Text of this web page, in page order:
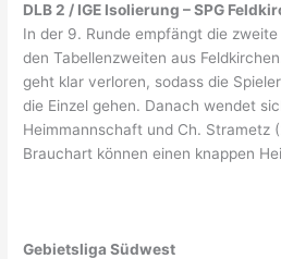
DLB 2 / IGE Isolierung – SPG
In der 9. Runde empfängt die
den Tabellenzweiten aus
geht klar verloren, sodass die
die Einzel gehen. Danach wendet
Heimmannschaft und Ch. Strametz
Brauchart können einen knappen
Gebietsliga Südwest